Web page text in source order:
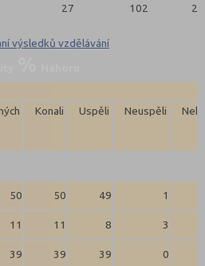
27 102 27
výsledků vzdělávání
Konali Uspěli Neuspěli
50 50 49 1
11 11 8 3
39 39 39 0